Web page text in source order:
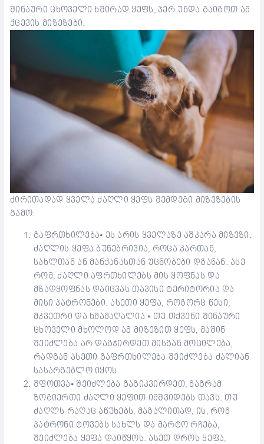
შინაური ცხოველი ხშირად ყეფს, ჯერ უნდა გაიგოთ ამ
ქცევის მიზეზები.
ძირითადად ყველა ძაღლი ყეფს შემდეგი მიზეზების
გამო:
გაფრთხილება⦁ ეს არის ყველაზე აშკარა მიზეზი.
ძაღლის ყეფა ბუნებრივია, როცა კართან,
სახლთან ან მანქანასთან უცნობები დგანან. ასე
რომ, ძაღლი აფრთხილებს მის ყოფნას და
მზადყოფნას დაიცვას თავისი ტერიტორია და
მისი პატრონები. ასეთი ყეფა, როგორც წესი,
მკვეთრი და ხმამაღალია ⦁ თუ თქვენი შინაური
ცხოველი მხოლოდ ამ მიზეზით ყეფს, მაშინ
შეიძლება არ დაგჭირდეთ მისგან მოცილება,
რადგან ასეთი გაფრთხილება შეიძლება ძალიან
სასარგებლო იყოს.
შფოთვა⦁ შეიძლება გაგიკვირდეთ, მაგრამ
ზოგიერთი ძაღლი ყეფით იმშვიდებს თავს. თუ
ძაღლს რაღაც აწუხებს, მაგალითად, ის, რომ
პატრონი ტოვებს სახლს და მარტო რჩება,
შეიძლება ყეფა დაიწყოს. ასეთ დროს ყეფა,